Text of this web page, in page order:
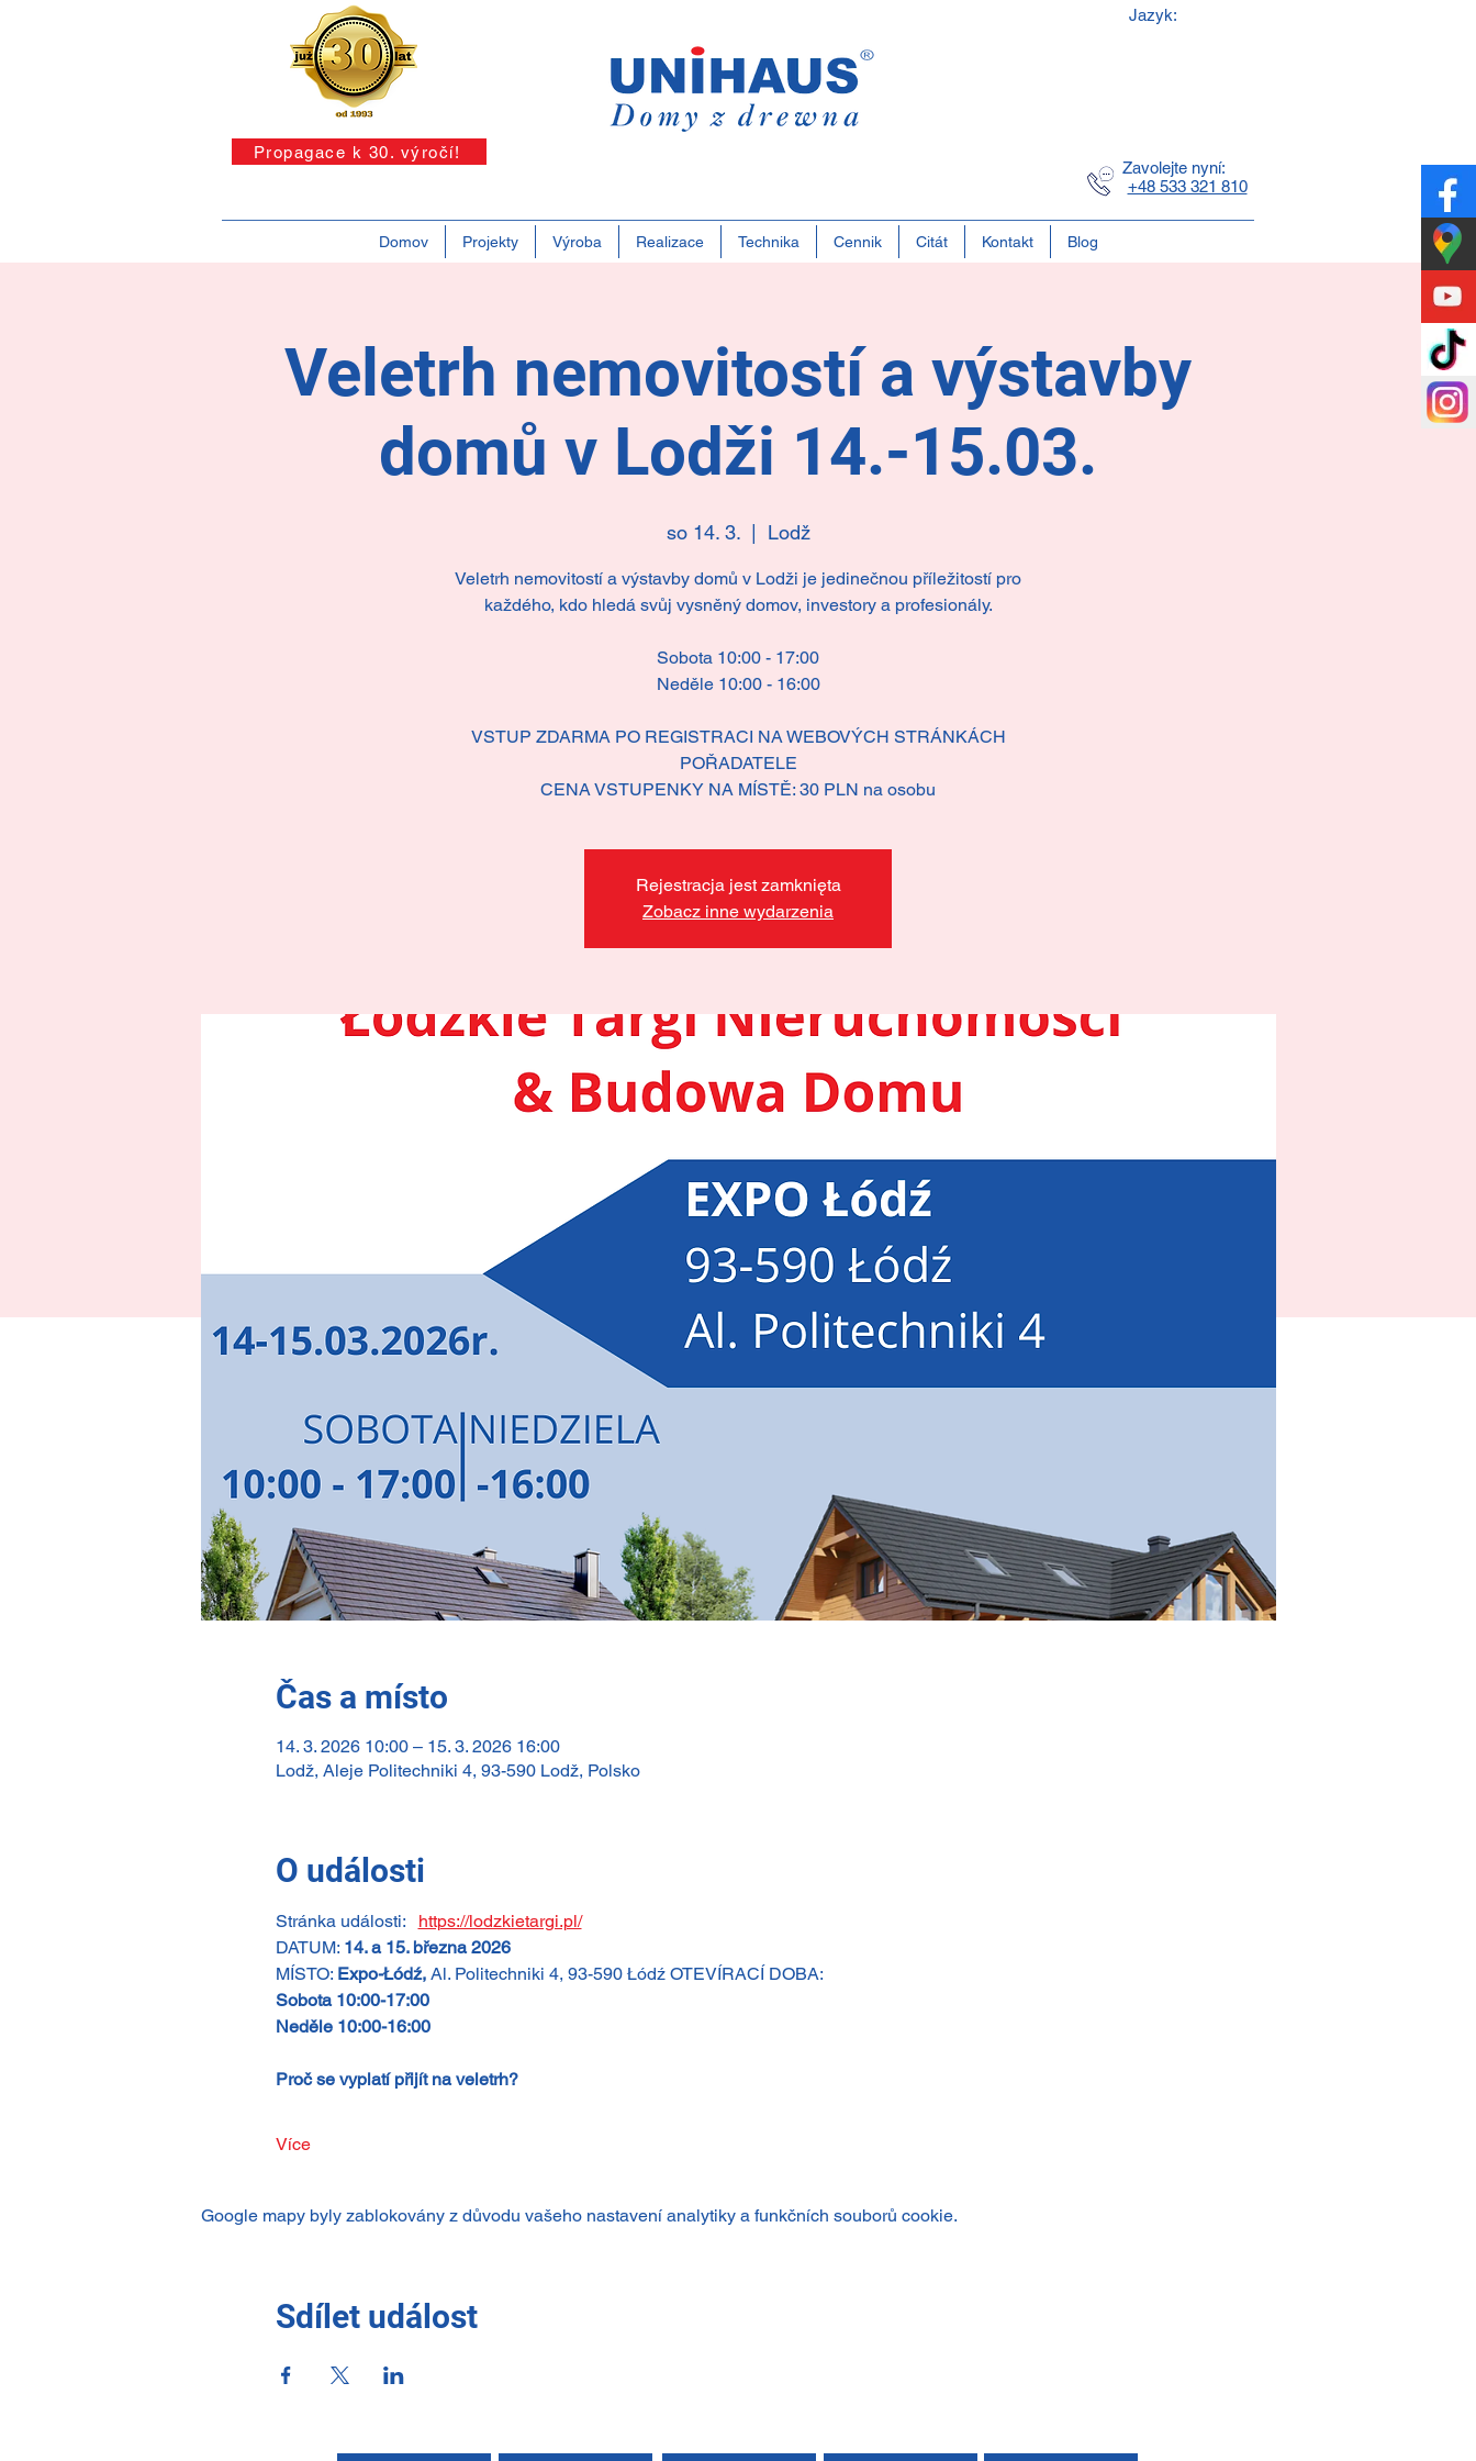
Propagace k 30. výročí!
Jazyk:
Zavolejte nyní:
+48 533 321 810
Domov Projekty Výroba Realizace Technika Cennik Citát Kontakt Blog
Veletrh nemovitostí a výstavby
domů v Lodži 14.-15.03.
so 14. 3.
  |
Lodž
Veletrh nemovitostí a výstavby domů v Lodži je jedinečnou příležitostí pro
každého, kdo hledá svůj vysněný domov, investory a profesionály.
Sobota 10:00 - 17:00
Neděle 10:00 - 16:00
VSTUP ZDARMA PO REGISTRACI NA WEBOVÝCH STRÁNKÁCH
POŘADATELE
CENA VSTUPENKY NA MÍSTĚ: 30 PLN na osobu
Rejestracja jest zamknięta
Zobacz inne wydarzenia
Čas a místo
14. 3. 2026 10:00 – 15. 3. 2026 16:00
Lodž, Aleje Politechniki 4, 93-590 Lodž, Polsko
O události
Stránka události:
https://lodzkietargi.pl/
DATUM: 14. a 15. března 2026
MÍSTO: Expo-Łódź, Al. Politechniki 4, 93-590 Łódź OTEVÍRACÍ DOBA:
Sobota 10:00-17:00
Neděle 10:00-16:00
Proč se vyplatí přijít na veletrh?
Více
Google mapy byly zablokovány z důvodu vašeho nastavení analytiky a funkčních souborů cookie.
Sdílet událost